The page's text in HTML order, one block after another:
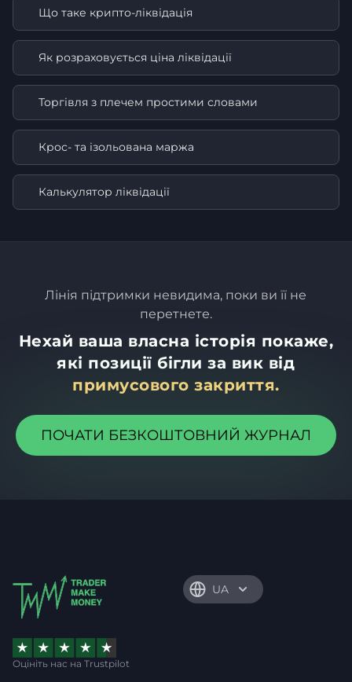
Що таке крипто-ліквідація
Як розраховується ціна ліквідації
Торгівля з плечем простими словами
Крос- та ізольована маржа
Калькулятор ліквідації
Лінія підтримки невидима, поки ви її не
перетнете.
Нехай ваша власна історія покаже,
які позиції бігли за вик від
примусового закриття.
ПОЧАТИ БЕЗКОШТОВНИЙ ЖУРНАЛ
UA
Оцініть нас на Trustpilot